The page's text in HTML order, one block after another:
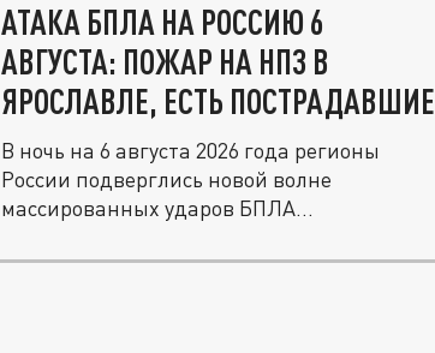
АТАКА БПЛА НА РОССИЮ 6
АВГУСТА: ПОЖАР НА НПЗ В
ЯРОСЛАВЛЕ, ЕСТЬ ПОСТРАДАВШИЕ
В ночь на 6 августа 2026 года регионы
России подверглись новой волне
массированных ударов БПЛА